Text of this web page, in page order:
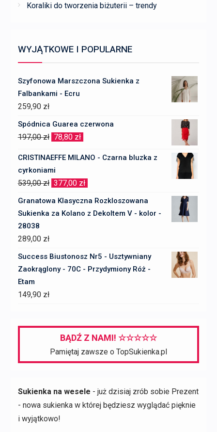
Koraliki do tworzenia biżuterii – trendy
WYJĄTKOWE I POPULARNE
Szyfonowa Marszczona Sukienka z
Falbankami - Ecru
259,90 zł
Spódnica Guarea czerwona
197,00zł Pierwotna
197,00 zł.
78,80 zł
78,80 zł.
CRISTINAEFFE MILANO - Czarna bluzka z
cyrkoniami
539,00zł Pierwotna
cena
wynosiła:
377,00 zł
cena
wynosi:
Granatowa Klasyczna Rozkloszowana
Sukienka za Kolano z Dekoltem V - kolor -
28038
289,00 zł
Success Biustonosz Nr5 - Usztywniany
Zaokrąglony - 70C - Przydymiony Róż -
Etam
149,90 zł
BĄDŹ Z NAMI! ☆☆☆☆☆
Pamiętaj zawsze o TopSukienka.pl
Sukienka na wesele - już dzisiaj zrób sobie Prezent
- nowa sukienka w której będziesz wyglądać pięknie
i wyjątkowo!